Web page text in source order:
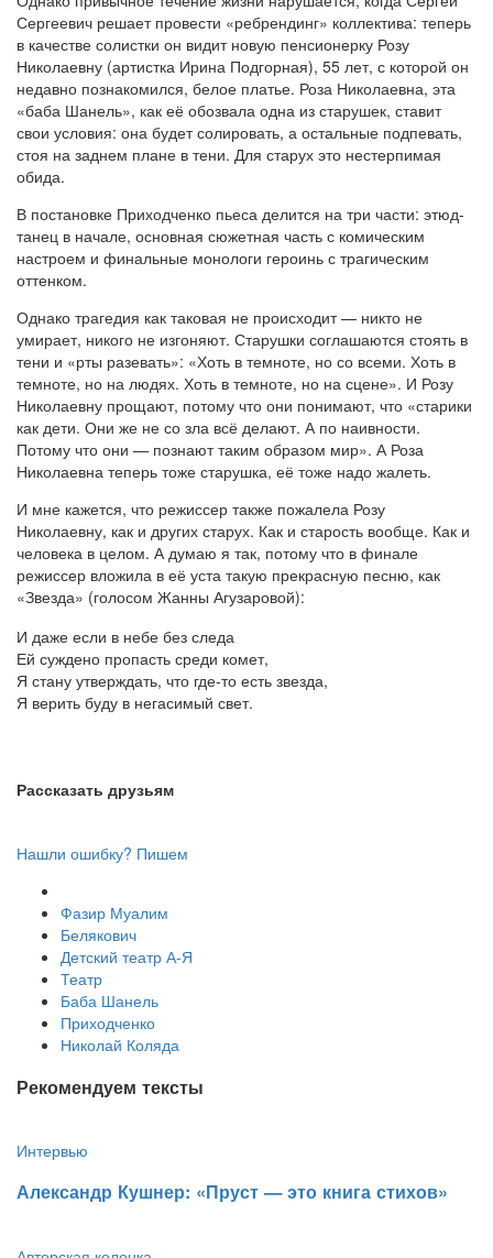
Сергеевич решает провести «ребрендинг» коллектива: теперь
в качестве солистки он видит новую пенсионерку Розу
Николаевну (артистка Ирина Подгорная), 55 лет, с которой он
недавно познакомился, белое платье. Роза Николаевна, эта
«баба Шанель», как её обозвала одна из старушек, ставит
свои условия: она будет солировать, а остальные подпевать,
стоя на заднем плане в тени. Для старух это нестерпимая
обида.
В постановке Приходченко пьеса делится на три части: этюд-
танец в начале, основная сюжетная часть с комическим
настроем и финальные монологи героинь с трагическим
оттенком.
Однако трагедия как таковая не происходит — никто не
умирает, никого не изгоняют. Старушки соглашаются стоять в
тени и «рты разевать»: «Хоть в темноте, но со всеми. Хоть в
темноте, но на людях. Хоть в темноте, но на сцене». И Розу
Николаевну прощают, потому что они понимают, что «старики
как дети. Они же не со зла всё делают. А по наивности.
Потому что они — познают таким образом мир». А Роза
Николаевна теперь тоже старушка, её тоже надо жалеть.
И мне кажется, что режиссер также пожалела Розу
Николаевну, как и других старух. Как и старость вообще. Как и
человека в целом. А думаю я так, потому что в финале
режиссер вложила в её уста такую прекрасную песню, как
«Звезда» (голосом Жанны Агузаровой):
И даже если в небе без следа
Ей суждено пропасть среди комет,
Я стану утверждать, что где-то есть звезда,
Я верить буду в негасимый свет.
Рассказать друзьям
Нашли ошибку? Пишем
Фазир Муалим
Белякович
Детский театр А-Я
Театр
Баба Шанель
Приходченко
Николай Коляда
Рекомендуем тексты
Интервью
​Александр Кушнер: «Пруст — это книга стихов»